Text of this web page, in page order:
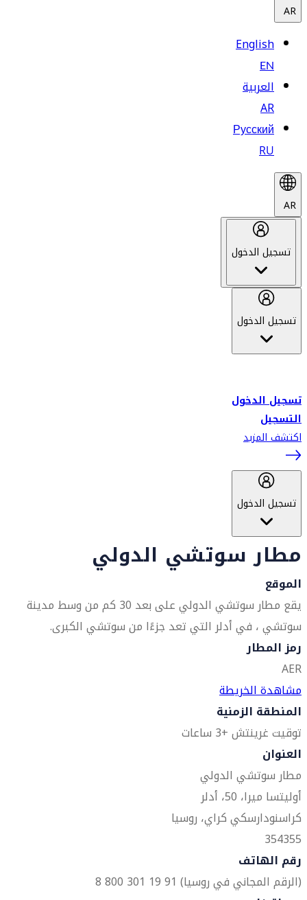
AR
English
EN
العربية
AR
Русский
RU
AR
تسجيل الدخول
تسجيل الدخول
تسجيل الدخول
التسجيل
اكتشف المزيد
تسجيل الدخول
مطار سوتشي الدولي
الموقع
يقع مطار سوتشي الدولي على بعد 30 كم من وسط مدينة
سوتشي ، في أدلر التي تعد جزءًا من سوتشي الكبرى.
رمز المطار
AER
مشاهدة الخريطة
المنطقة الزمنية
توقيت غرينتش +3 ساعات
العنوان
مطار سوتشي الدولي
أوليتسا ميرا، 50، أدلر
كراسنودارسكي كراي، روسيا
354355
رقم الهاتف
(الرقم المجاني في روسيا) 91 19 301 800 8